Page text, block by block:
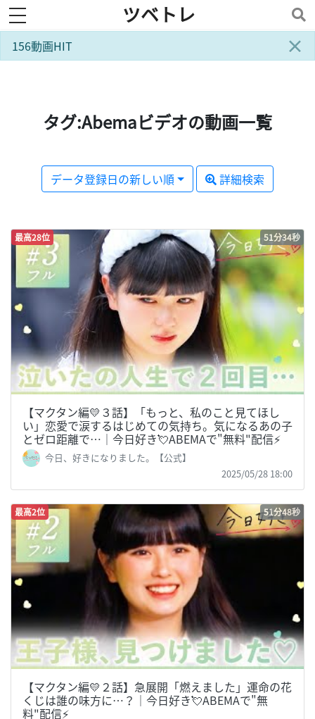
toggle navigation ツベトレ
×
156動画HIT
タグ:Abemaビデオの動画一覧
データ登録日の新しい順 詳細検索
最高28位 51分34秒
【マクタン編💛３話】「もっと、私のこと見てほし
い」恋愛で涙するはじめての気持ち。気になるあの子
とゼロ距離で…｜今日好き💘ABEMAで"無料"配信⚡️
今日、好きになりました。【公式】
2025/05/28 18:00
最高2位 51分48秒
【マクタン編💛２話】急展開「燃えました」運命の花
くじは誰の味方に…？｜今日好き💘ABEMAで"無
料"配信⚡️